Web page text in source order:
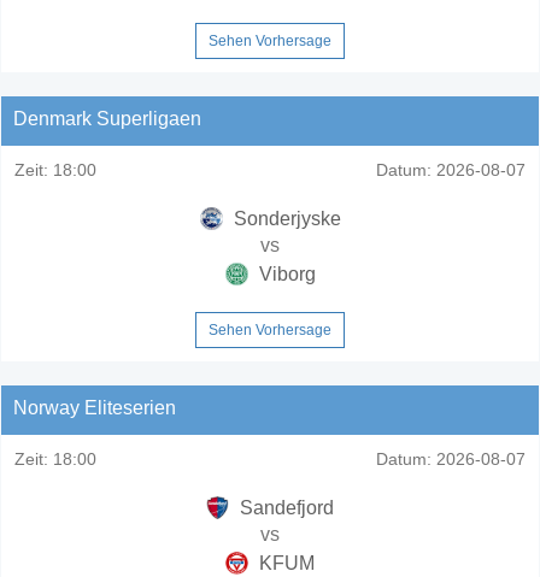
Sehen Vorhersage
Denmark Superligaen
Zeit: 18:00 Datum: 2026-08-07
Sonderjyske
vs
Viborg
Sehen Vorhersage
Norway Eliteserien
Zeit: 18:00 Datum: 2026-08-07
Sandefjord
vs
KFUM